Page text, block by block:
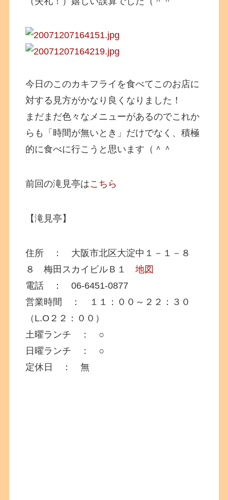
今日のこのカキフライを食べてこのお店に
対する見方がかなり良くなりました！
まだまだ色々なメニューがあるのでこれか
らも「時間が無いとき」だけでなく、積極
的に食べに行こうと思います（＾＾
前回の滝見亭はこちら
【滝見亭】
住所 ： 大阪市北区大淀中１－１－８
８ 梅田スカイビルＢ１地図
電話 ： 06-6451-0877
営業時間 ： １１：００～２２：３０
（L.O２２：００）
土曜ランチ ： ○
日曜ランチ ： ○
定休日 ： 無